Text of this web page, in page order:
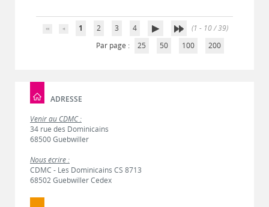
1 2 3 4
(1 - 10 / 39)
Par page :
25 50 100 200
ADRESSE
Venir au CDMC :
34 rue des Dominicains
68500 Guebwiller
Nous écrire :
CDMC - Les Dominicains CS 8713
68502 Guebwiller Cedex